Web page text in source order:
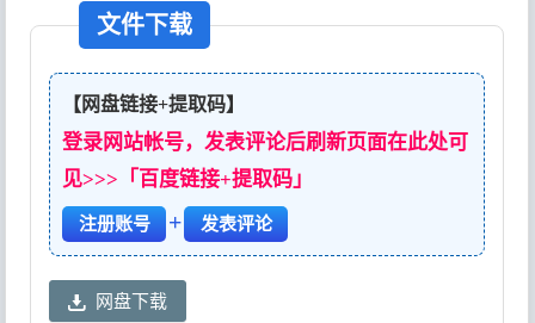
文件下载
【网盘链接+提取码】
登录网站帐号，发表评论后刷新页面在此处可
见>>>「百度链接+提取码」
注册账号 + 发表评论
网盘下载